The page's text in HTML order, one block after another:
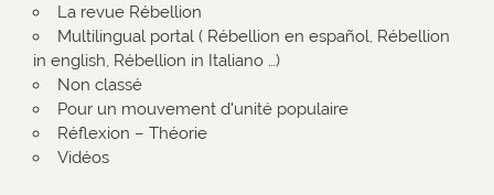
La revue Rébellion
Multilingual portal ( Rébellion en español, Rébellion
in english, Rébellion in Italiano …)
Non classé
Pour un mouvement d'unité populaire
Réflexion – Théorie
Vidéos